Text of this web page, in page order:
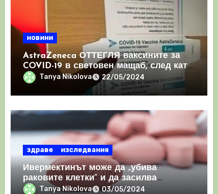
новини
AstraZeneca ОТТЕГЛЯ ваксините за
COVID-19 в световен мащаб, след като
призна, че те причиняват КРЪВНИ
съсиреци
Tanya Nikolova 22/05/2024
здраве изследвания
Ивермектинът може да „убива
раковите клетки“ и да засилва
имунния отговор
Tanya Nikolova 03/05/2024